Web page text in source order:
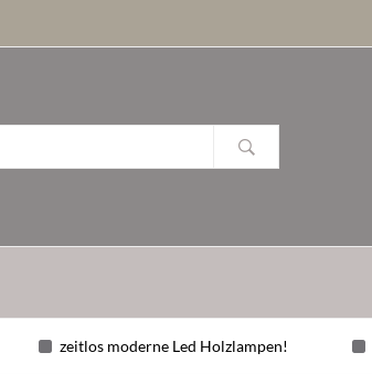
zeitlos moderne Led Holzlampen!